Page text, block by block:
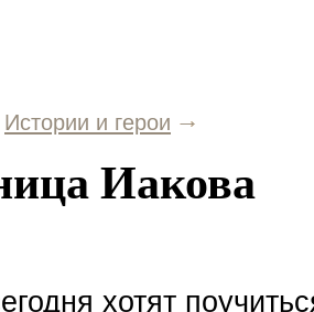
Истории и герои
Иакова
хотят